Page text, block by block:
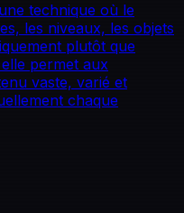
technique où le
les niveaux, les objets
plutôt que
permet aux
vaste, varié et
chaque